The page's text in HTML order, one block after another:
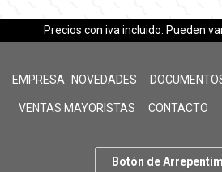
Precios con iva incluido. Pueden
EMPRESA NOVEDADES
VENTAS MAYORISTAS CONTACTO
Botón de